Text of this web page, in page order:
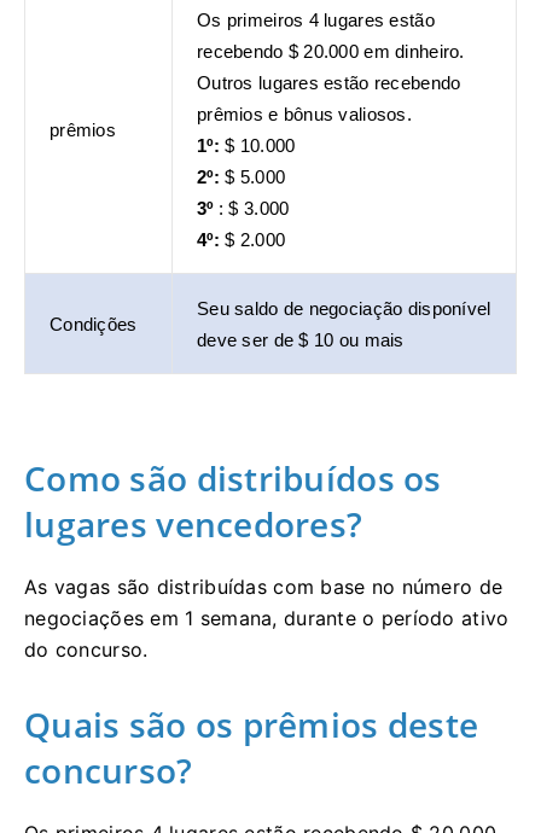
prêmios
Os primeiros 4 lugares estão
recebendo $ 20.000 em dinheiro.
Outros lugares estão recebendo
prêmios e bônus valiosos.
1º:$ 10.000
2º:$ 5.000
3º : $ 3.000
4º:$ 2.000
Condições
Seu saldo de negociação disponível
deve ser de $ 10 ou mais
Como são distribuídos os
lugares vencedores?
As vagas são distribuídas com base no número de
negociações em 1 semana, durante o período ativo
do concurso.
Quais são os prêmios deste
concurso?